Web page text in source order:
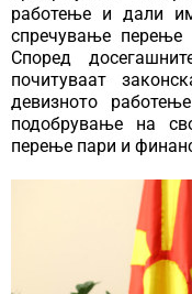
работење и дали
спречување
Според
почитуваат
девизното
подобрување на
перење пари и